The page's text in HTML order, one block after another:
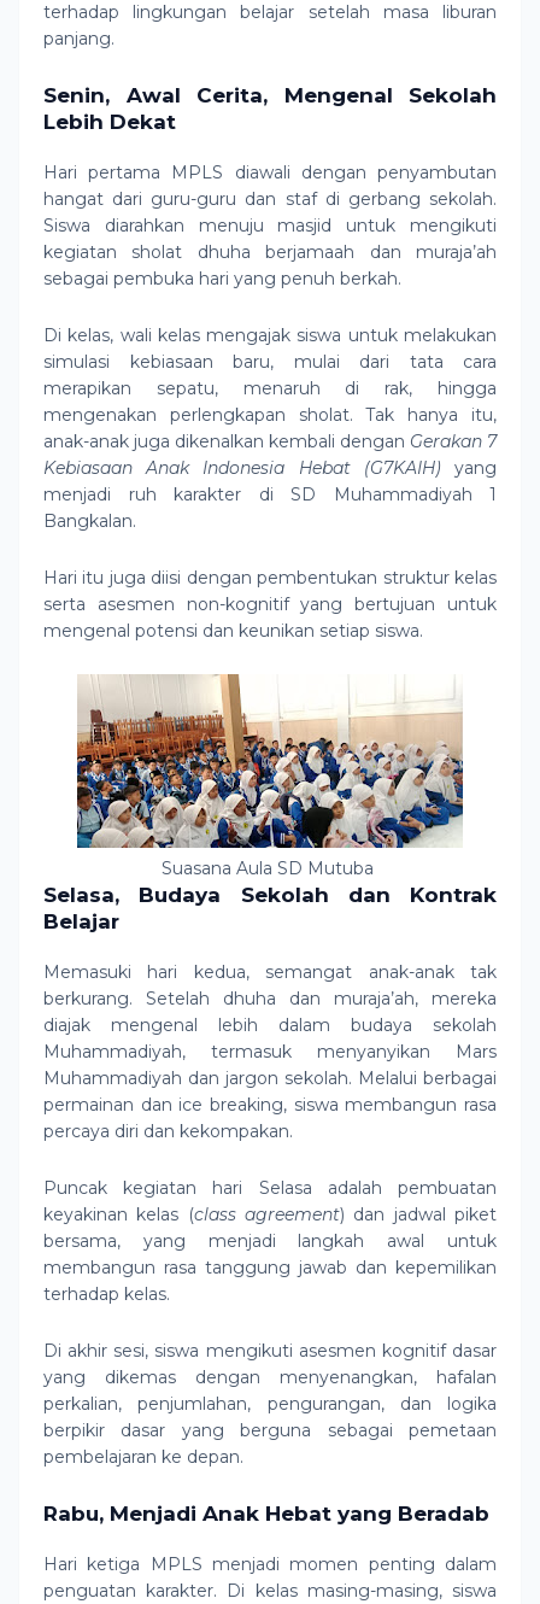
terhadap lingkungan belajar setelah masa liburan
panjang.
Senin, Awal Cerita, Mengenal Sekolah
Lebih Dekat
Hari pertama MPLS diawali dengan penyambutan
hangat dari guru-guru dan staf di gerbang sekolah.
Siswa diarahkan menuju masjid untuk mengikuti
kegiatan sholat dhuha berjamaah dan muraja’ah
sebagai pembuka hari yang penuh berkah.
Di kelas, wali kelas mengajak siswa untuk melakukan
simulasi kebiasaan baru, mulai dari tata cara
merapikan sepatu, menaruh di rak, hingga
mengenakan perlengkapan sholat. Tak hanya itu,
anak-anak juga dikenalkan kembali dengan Gerakan 7
Kebiasaan Anak Indonesia Hebat (G7KAIH) yang
menjadi ruh karakter di SD Muhammadiyah 1
Bangkalan.
Hari itu juga diisi dengan pembentukan struktur kelas
serta asesmen non-kognitif yang bertujuan untuk
mengenal potensi dan keunikan setiap siswa.
Suasana Aula SD Mutuba
Selasa, Budaya Sekolah dan Kontrak
Belajar
Memasuki hari kedua, semangat anak-anak tak
berkurang. Setelah dhuha dan muraja’ah, mereka
diajak mengenal lebih dalam budaya sekolah
Muhammadiyah, termasuk menyanyikan Mars
Muhammadiyah dan jargon sekolah. Melalui berbagai
permainan dan ice breaking, siswa membangun rasa
percaya diri dan kekompakan.
Puncak kegiatan hari Selasa adalah pembuatan
keyakinan kelas (class agreement) dan jadwal piket
bersama, yang menjadi langkah awal untuk
membangun rasa tanggung jawab dan kepemilikan
terhadap kelas.
Di akhir sesi, siswa mengikuti asesmen kognitif dasar
yang dikemas dengan menyenangkan, hafalan
perkalian, penjumlahan, pengurangan, dan logika
berpikir dasar yang berguna sebagai pemetaan
pembelajaran ke depan.
Rabu, Menjadi Anak Hebat yang Beradab
Hari ketiga MPLS menjadi momen penting dalam
penguatan karakter. Di kelas masing-masing, siswa